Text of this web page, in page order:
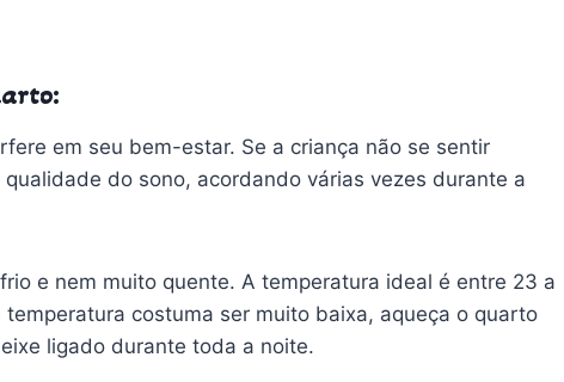
em seu bem-estar. Se a criança não se sentir
do sono, acordando várias vezes durante a
e nem muito quente. A temperatura ideal é entre 23 a
costuma ser muito baixa, aqueça o quarto
ligado durante toda a noite.